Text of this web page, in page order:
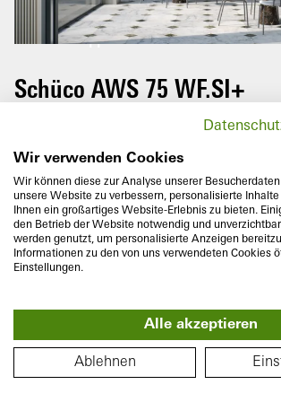
PLANLÖSNING
Vrid på din mobiltelefon
uppleva denna rundtur i sin
Schüco AWS 75 WF.SI+
The Schüco aluminium window
Insulated) boasts impressive
insulation and narrow exterior
for use in new builds or
private residential homes or
buildings.
Monteringsdjup
Wir verwenden Cookies
Wir können diese zur Analyse unserer
unsere Website zu verbessern, personalisierte
Ihnen ein großartiges Website-Erlebnis zu bieten.
den Betrieb der Website notwendig und
werden genutzt, um personalisierte Anzeigen
Informationen zu den von uns verwendeten Cookies
Einstellungen.
Alle akzeptieren
Ablehnen